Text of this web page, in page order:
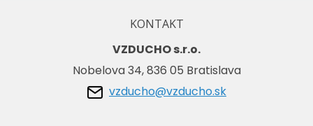
KONTAKT
VZDUCHO s.r.o.
Nobelova 34, 836 05 Bratislava
vzducho@vzducho.sk